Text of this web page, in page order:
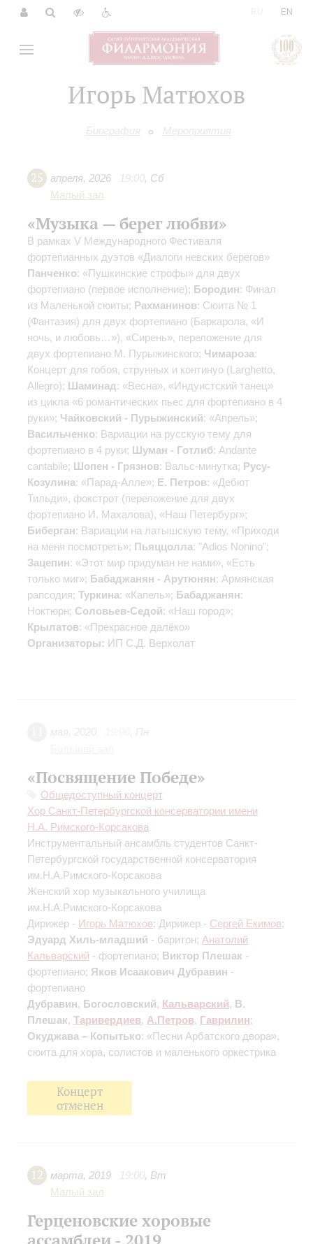
EN
Игорь Матюхов
Биография Мероприятия
25 апреля, 2026 19:00, Сб
Малый зал
«Музыка — берег любви»
В рамках V Международного Фестиваля
фортепианных дуэтов «Диалоги невских берегов»
Панченко: «Пушкинские строфы» для двух
фортепиано (первое исполнение); Бородин: Финал
из Маленькой сюиты; Рахманинов: Сюита № 1
(Фантазия) для двух фортепиано (Баркарола, «И
ночь, и любовь…»), «Сирень», переложение для
двух фортепиано М. Пурыжинского; Чимароза:
Концерт для гобоя, струнных и континуо (Larghetto,
Allegro); Шаминад: «Весна», «Индуистский танец»
из цикла «6 романтических пьес для фортепиано в 4
руки»; Чайковский - Пурыжинский: «Апрель»;
Васильченко: Вариации на русскую тему для
фортепиано в 4 руки; Шуман - Готлиб: Andante
cantabile; Шопен - Грязнов: Вальс-минутка; Русу-
Козулина: «Парад-Алле»; Е. Петров: «Дебют
Тильди», фокстрот (переложение для двух
фортепиано И. Махалова), «Наш Петербург»;
Биберган: Вариации на латышскую тему, «Приходи
на меня посмотреть»; Пьяццолла: "Adios Nonino";
Зацепин: «Этот мир придуман не нами», «Есть
только миг»; Бабаджанян - Арутюнян: Армянская
рапсодия; Туркина: «Капель»; Бабаджанян:
Ноктюрн; Соловьев-Седой: «Наш город»;
Крылатов: «Прекрасное далёко»
Организаторы: ИП С.Д. Верхолат
«Посвящение Победе»
Общедоступный концерт
Хор Санкт-Петербургской консерватории имени
Н.А. Римского-Корсакова
Инструментальный ансамбль студентов Санкт-
Петербургской государственной консерватория
им.Н.А.Римского-Корсакова
Женский хор музыкального училища
им.Н.А.Римского-Корсакова
Дирижер - Игорь Матюхов; Дирижер - Сергей Екимов;
Эдуард Хиль-младший - баритон; Анатолий
Кальварский - фортепиано; Виктор Плешак -
фортепиано; Яков Исаакович Дубравин -
фортепиано
Дубравин, Богословский, Кальварский, В.
Плешак, Таривердиев, А.Петров, Гаврилин;
Окуджава – Копытько: «Песни Арбатского двора»,
сюита для хора, солистов и маленького оркестрика
Концерт
отменен
12 марта, 2019 19:00, Вт
Малый зал
Герценовские хоровые